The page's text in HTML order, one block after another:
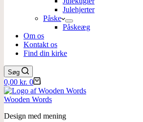
Julehjerter
Påske
Påskeæg
Om os
Kontakt os
Find din kirke
Søg
Indkøbskurv
0,00 kr. 0
Wooden Words
Design med mening